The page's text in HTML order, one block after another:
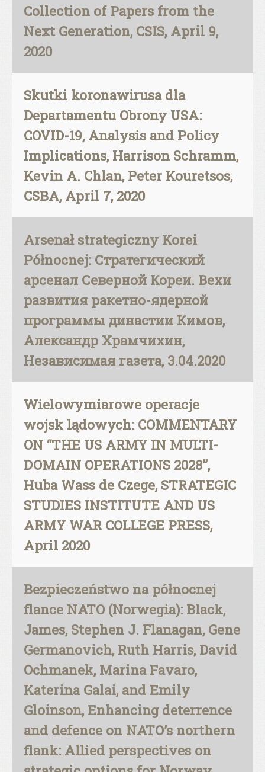
Collection of Papers from the
Next Generation, CSIS, April 9,
2020
Skutki koronawirusa dla
Departamentu Obrony USA:
COVID-19, Analysis and Policy
Implications, Harrison Schramm,
Kevin A. Chlan, Peter Kouretsos,
CSBA, April 7, 2020
Arsenał strategiczny Korei
Północnej: Стратегический
арсенал Северной Кореи. Вехи
развития ракетно-ядерной
программы династии Кимов,
Александр Храмчихин,
Независимая газета, 3.04.2020
Wielowymiarowe operacje
wojsk lądowych: COMMENTARY
ON “THE US ARMY IN MULTI-
DOMAIN OPERATIONS 2028”,
Huba Wass de Czege, STRATEGIC
STUDIES INSTITUTE AND US
ARMY WAR COLLEGE PRESS,
April 2020
Bezpieczeństwo na północnej
flance NATO (Norwegia): Black,
James, Stephen J. Flanagan, Gene
Germanovich, Ruth Harris, David
Ochmanek, Marina Favaro,
Katerina Galai, and Emily
Gloinson, Enhancing deterrence
and defence on NATO’s northern
flank: Allied perspectives on